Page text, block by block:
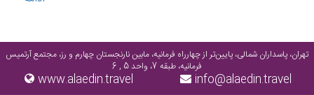
تهران، پاسداران شمالی، پایین‌تر از چهارراه فرمانیه، مابین نارنجستان چهارم و رز، مجتمع آرتمیس
فرمانیه، طبقه 7، واحد 5 , 6
info@alaedin.travel
www.alaedin.travel